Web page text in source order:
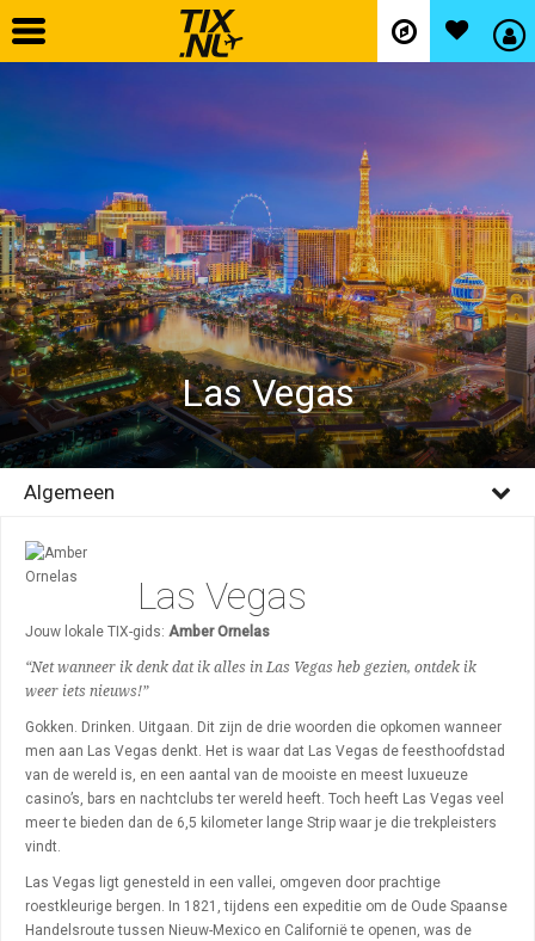
Vliegtickets
Hotels
Autohuur
Vlucht+hotelLas Vegas
Algemeen
Bezienswaardigheden
Restaurants
Uitgaan
Winkelen
Wijken
Las Vegas
Jouw lokale TIX-gids: Amber Ornelas
“Net wanneer ik denk dat ik alles in Las Vegas heb gezien, ontdek ik
weer iets nieuws!”
Gokken. Drinken. Uitgaan. Dit zijn de drie woorden die opkomen wanneer
men aan Las Vegas denkt. Het is waar dat Las Vegas de feesthoofdstad
van de wereld is, en een aantal van de mooiste en meest luxueuze
casino’s, bars en nachtclubs ter wereld heeft. Toch heeft Las Vegas veel
meer te bieden dan de 6,5 kilometer lange Strip waar je die trekpleisters
vindt.
Las Vegas ligt genesteld in een vallei, omgeven door prachtige
roestkleurige bergen. In 1821, tijdens een expeditie om de Oude Spaanse
Handelsroute tussen Nieuw-Mexico en Californië te openen, was de